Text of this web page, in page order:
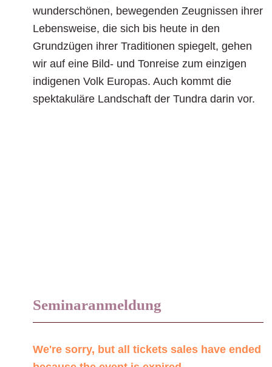
wunderschönen, bewegenden Zeugnissen ihrer
Lebensweise, die sich bis heute in den
Grundzügen ihrer Traditionen spiegelt, gehen
wir auf eine Bild- und Tonreise zum einzigen
indigenen Volk Europas. Auch kommt die
spektakuläre Landschaft der Tundra darin vor.
Seminaranmeldung
We're sorry, but all tickets sales have ended